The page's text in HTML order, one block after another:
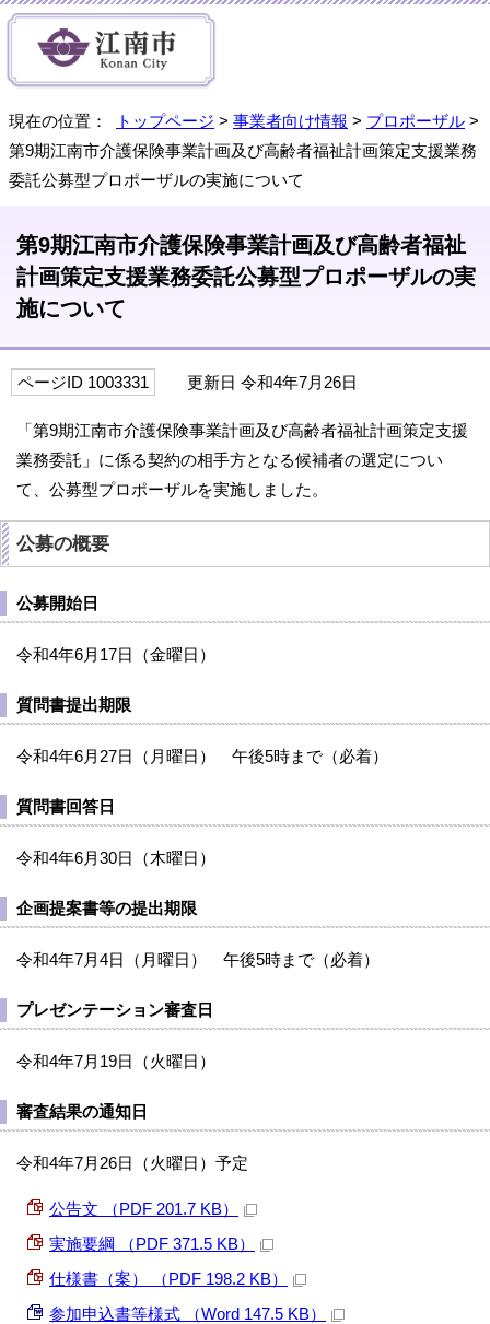
現在の位置： トップページ > 事業者向け情報 > プロポーザル >
第9期江南市介護保険事業計画及び高齢者福祉計画策定支援業務
委託公募型プロポーザルの実施について
第9期江南市介護保険事業計画及び高齢者福祉
計画策定支援業務委託公募型プロポーザルの実
施について
ページID 1003331 更新日 令和4年7月26日
「第9期江南市介護保険事業計画及び高齢者福祉計画策定支援
業務委託」に係る契約の相手方となる候補者の選定につい
て、公募型プロポーザルを実施しました。
公募の概要
公募開始日
令和4年6月17日（金曜日）
質問書提出期限
令和4年6月27日（月曜日） 午後5時まで（必着）
質問書回答日
令和4年6月30日（木曜日）
企画提案書等の提出期限
令和4年7月4日（月曜日） 午後5時まで（必着）
プレゼンテーション審査日
令和4年7月19日（火曜日）
審査結果の通知日
令和4年7月26日（火曜日）予定
公告文 （PDF 201.7 KB）
実施要綱 （PDF 371.5 KB）
仕様書（案） （PDF 198.2 KB）
参加申込書等様式 （Word 147.5 KB）